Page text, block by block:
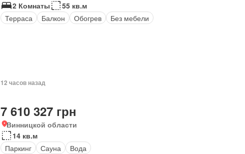
2 Комнаты
55 кв.м
Терраса
Балкон Обогрев Без мебели
12 часов назад
7 610 327 грн
Винницкой области
14 кв.м
Паркинг
Сауна Вода